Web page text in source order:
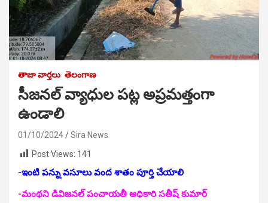
తాజా వార్తలు తెలంగాణ
సీజనల్ వ్యాధుల పట్ల అప్రమత్తంగా
ఉండాలి
01/10/2024
Sira News
Post Views: 141
-ఇంటి పన్ను వసూలు వంద శాతం పూర్తి చేయాలి
-మంథని డివిజనల్ పంచాయతీ అధికారి సతీష్ కుమార్